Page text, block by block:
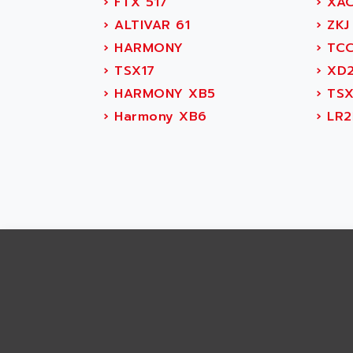
APRIL 7000
SMC50
SMC600
SMC25 et SMC 35
SMC 50 / SMC 600
SMC 600
SMC
ABS COMPUTERS
ABS SYSTEM
ABSOCODER
ABUS
ABUS ELECTRONIC
› ALTIVAR 61 › ZKJ
› HARMONY ›
› TSX17 › XD2
› HARMONY XB5 ›
› Harmony XB6 ›